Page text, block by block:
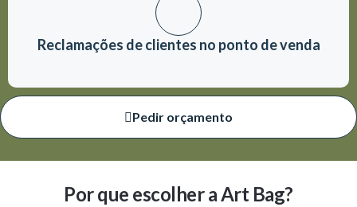
Reclamações de clientes no ponto de venda
Pedir orçamento
Por que escolher a Art Bag?